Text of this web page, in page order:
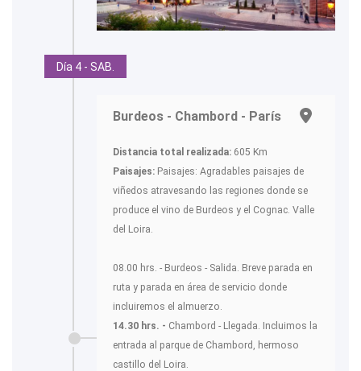
Día 4 - SAB.
Burdeos - Chambord - París
Distancia total realizada: 605 Km
Paisajes: Paisajes: Agradables paisajes de
viñedos atravesando las regiones donde se
produce el vino de Burdeos y el Cognac. Valle
del Loira.
08.00 hrs. - Burdeos - Salida. Breve parada en
ruta y parada en área de servicio donde
incluiremos el almuerzo.
14.30 hrs. - Chambord - Llegada. Incluimos la
entrada al parque de Chambord, hermoso
castillo del Loira.